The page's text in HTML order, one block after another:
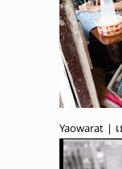
Yaowarat |